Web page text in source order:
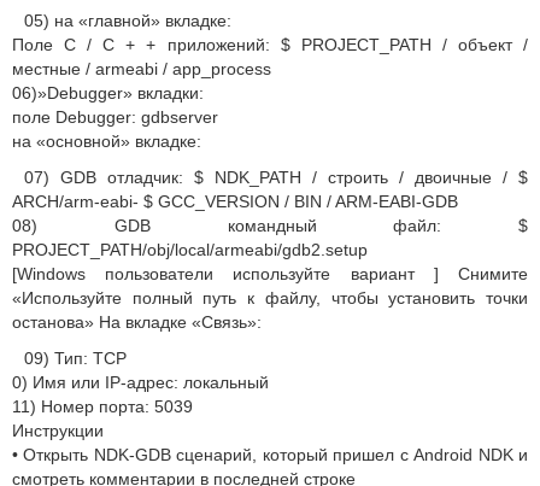
05) на «главной» вкладке:
Поле C / C + + приложений: $ PROJECT_PATH / объект /
местные / armeabi / app_process
06)»Debugger» вкладки:
поле Debugger: gdbserver
на «основной» вкладке:
07) GDB отладчик: $ NDK_PATH / строить / двоичные / $
ARCH/arm-eabi- $ GCC_VERSION / BIN / ARM-EABI-GDB
08) GDB командный файл: $
PROJECT_PATH/obj/local/armeabi/gdb2.setup
[Windows пользователи используйте вариант ] Снимите
«Используйте полный путь к файлу, чтобы установить точки
останова» На вкладке «Связь»:
09) Тип: TCP
0) Имя или IP-адрес: локальный
11) Номер порта: 5039
Инструкции
• Открыть NDK-GDB сценарий, который пришел с Android NDK и
смотреть комментарии в последней строке